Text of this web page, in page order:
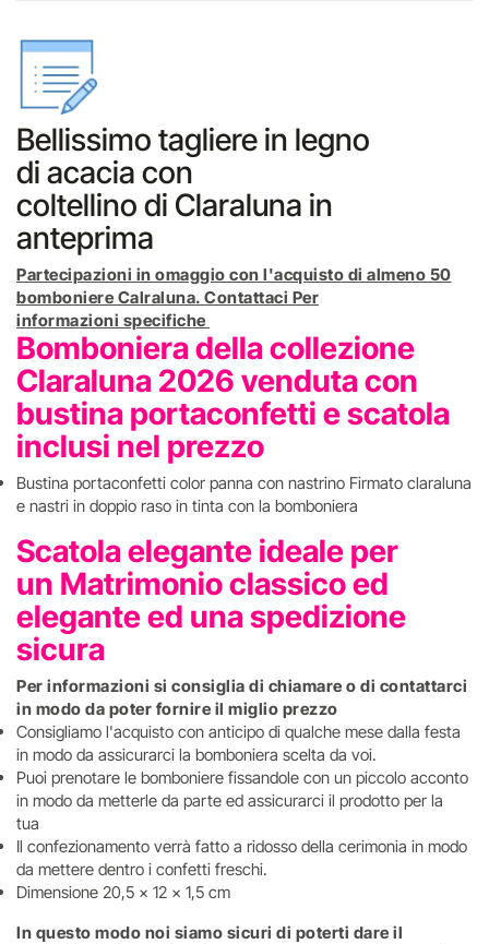
Bellissimo tagliere in legno
di acacia con
coltellino di Claraluna in
anteprima
Partecipazioni in omaggio con l'acquisto di almeno 50
bomboniere Calraluna. Contattaci Per
informazioni specifiche
Bomboniera della collezione
Claraluna 2026 venduta con
bustina portaconfetti e scatola
inclusi nel prezzo
Bustina portaconfetti color panna con nastrino Firmato claraluna
e nastri in doppio raso in tinta con la bomboniera
Scatola elegante ideale per
un Matrimonio classico ed
elegante ed una spedizione
sicura
Per informazioni si consiglia di chiamare o di contattarci
in modo da poter fornire il miglio prezzo
Consigliamo l'acquisto con anticipo di qualche mese dalla festa
in modo da assicurarci la bomboniera scelta da voi.
Puoi prenotare le bomboniere fissandole con un piccolo acconto
in modo da metterle da parte ed assicurarci il prodotto per la
tua
Il confezionamento verrà fatto a ridosso della cerimonia in modo
da mettere dentro i confetti freschi.
Dimensione 20,5 x 12 x 1,5 cm
In questo modo noi siamo sicuri di poterti dare il